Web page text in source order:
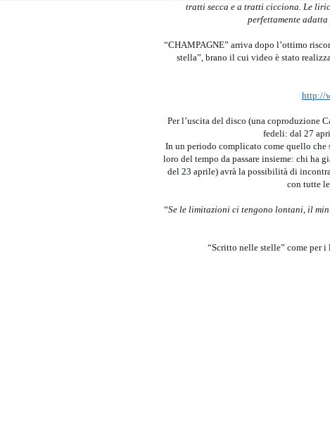
tratti secca e a tratti cicciona. Le
perfettamente
“CHAMPAGNE” arriva dopo l’ottimo
stella”, brano il cui video è stato
http://
Per l’uscita del disco (una coproduzione
fedeli: dal 27
In un periodo complicato come quello
loro del tempo da passare insieme: chi ha
del 23 aprile) avrà la possibilità di
con tutte
“Se le limitazioni ci tengono lontani, il
“Scritto nelle stelle” come per